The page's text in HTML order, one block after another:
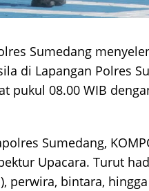
Sumedang
di Lapangan Polres
pukul 08.00 WIB
Sumedang,
Upacara. Turut
perwira, bintara,